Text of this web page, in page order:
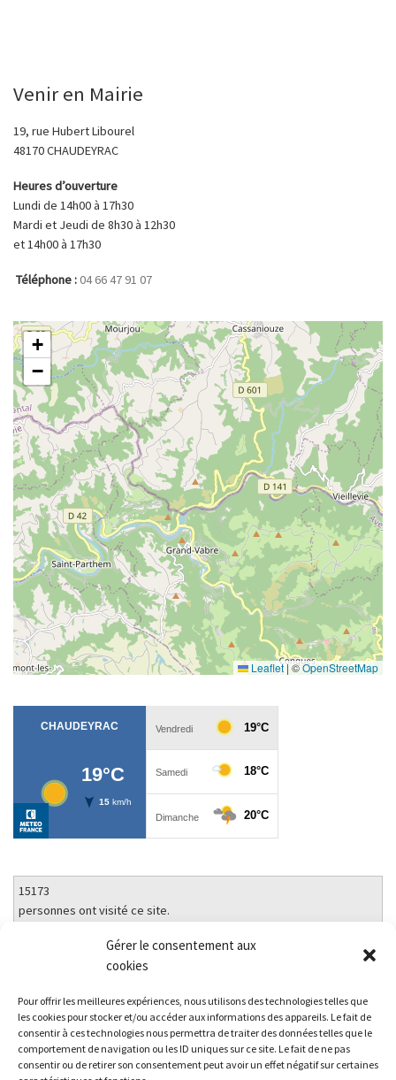
Gérer le consentement aux
cookies
Pour offrir les meilleures expériences, nous utilisons des technologies telles que
les cookies pour stocker et/ou accéder aux informations des appareils. Le fait de
consentir à ces technologies nous permettra de traiter des données telles que le
comportement de navigation ou les ID uniques sur ce site. Le fait de ne pas
consentir ou de retirer son consentement peut avoir un effet négatif sur certaines
k
n
Venir en Mairie
19, rue Hubert Libourel
48170 CHAUDEYRAC
Heures d’ouverture
Lundi de 14h00 à 17h30
Mardi et Jeudi de 8h30 à 12h30
et 14h00 à 17h30
Téléphone :04 66 47 91 07
+
−
Leaflet|©OpenStreetMap
15173
personnes ont visité ce site.
pages consultées.
À propos de ce site
Ce site est hébergé sur une plateforme mutualisée et gérée par le